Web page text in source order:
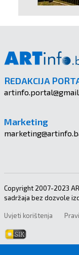
REDAKCIJA
Marketing
Copyright 2007-2023
sadržaja bez dozvole
Uvjeti korištenja